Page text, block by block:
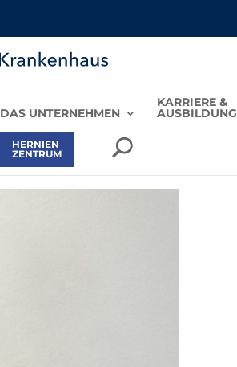
DAS UNTERNEHMEN
KARRIERE &
AUSBILDUNG
HERNIEN
ZENTRUM